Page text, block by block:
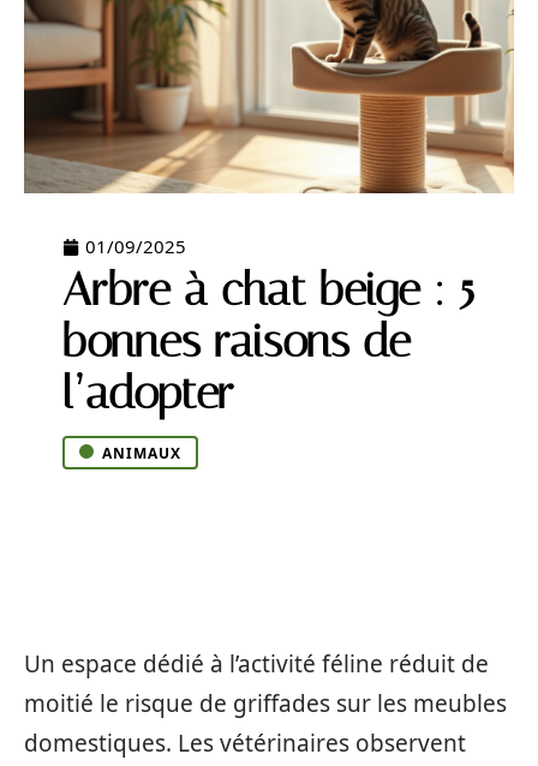
01/09/2025
Arbre à chat beige : 5
bonnes raisons de
l’adopter
ANIMAUX
Un espace dédié à l’activité féline réduit de
moitié le risque de griffades sur les meubles
domestiques. Les vétérinaires observent